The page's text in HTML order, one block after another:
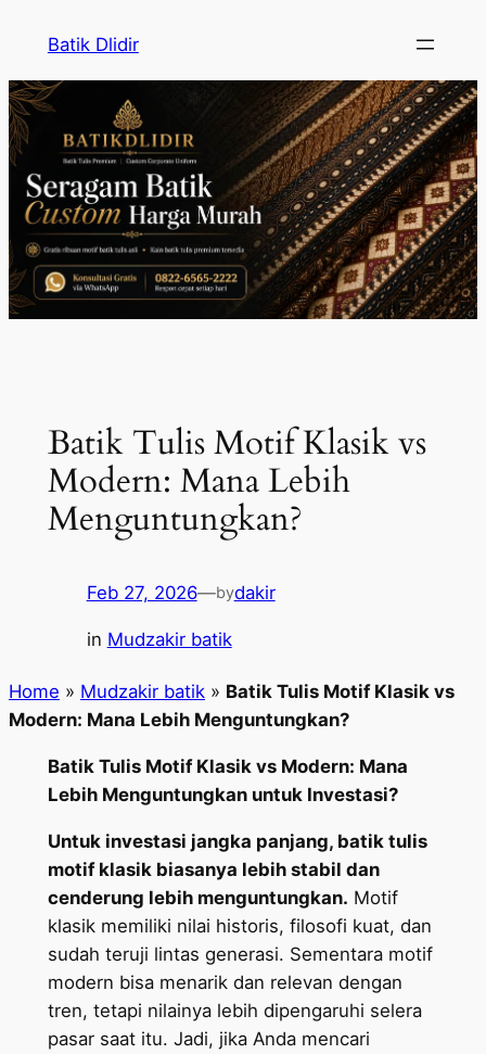
content
Batik Dlidir
Batik Tulis Motif Klasik vs
Modern: Mana Lebih
Menguntungkan?
Feb 27, 2026—bydakir
in Mudzakir batik
Home » Mudzakir batik » Batik Tulis Motif Klasik vs
Modern: Mana Lebih Menguntungkan?
Batik Tulis Motif Klasik vs Modern: Mana
Lebih Menguntungkan untuk Investasi?
Untuk investasi jangka panjang, batik tulis
motif klasik biasanya lebih stabil dan
cenderung lebih menguntungkan. Motif
klasik memiliki nilai historis, filosofi kuat, dan
sudah teruji lintas generasi. Sementara motif
modern bisa menarik dan relevan dengan
tren, tetapi nilainya lebih dipengaruhi selera
pasar saat itu. Jadi, jika Anda mencari